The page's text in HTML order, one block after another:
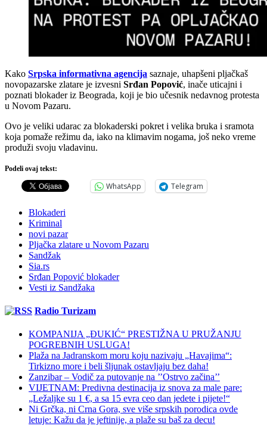
Kako Srpska informativna agencija saznaje, uhapšeni pljačkaš
novopazarske zlatare je izvesni Srđan Popović, inače uticajni i
poznati blokader iz Beograda, koji je bio učesnik nedavnog protesta
u Novom Pazaru.
Ovo je veliki udarac za blokaderski pokret i velika bruka i sramota
koja pomaže režimu da, iako na klimavim nogama, još neko vreme
produži svoju vladavinu.
Podeli ovaj tekst:
WhatsApp Telegram
Blokaderi
Kriminal
novi pazar
Pljačka zlatare u Novom Pazaru
Sandžak
Sia.rs
Srđan Popović blokader
Vesti iz Sandžaka
Radio Turizam
KOMPANIJA „ĐUKIĆ“ PRESTIŽNA U PRUŽANJU
POGREBNIH USLUGA!
Plaža na Jadranskom moru koju nazivaju „Havajima“:
Tirkizno more i beli šljunak ostavljaju bez daha!
Zanzibar – Vodič za putovanje na ’’Ostrvo začina’’
VIJETNAM: Predivna destinacija iz snova za male pare:
„Ležaljke su 1 €, a sa 15 evra ceo dan jedete i pijete!“
Ni Grčka, ni Crna Gora, sve više srpskih porodica ovde
letuje: Kažu da je jeftinije, a plaže su baš za decu!